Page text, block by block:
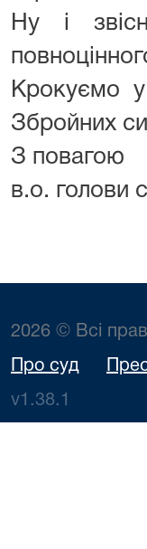
Ну і
Крокуємо
Збройних
З повагою
в.о. голови
2026 © Всі
Про суд
v1.38.1